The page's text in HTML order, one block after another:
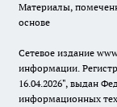
Материалы,
основе
Сетевое издание
информации.
16.04.2026", выдан
информационных